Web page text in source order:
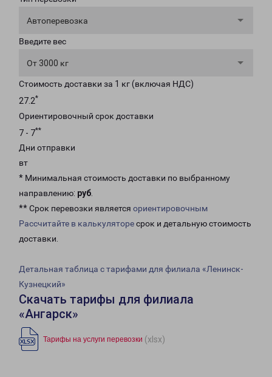
Автоперевозка
Введите вес
От 3000 кг
Стоимость доставки за 1 кг (включая НДС)
27.2*
Ориентировочный срок доставки
7 - 7**
Дни отправки
вт
* Минимальная стоимость доставки по выбранному
направлению: руб.
** Срок перевозки является ориентировочным
Рассчитайте в калькуляторесрок и детальную стоимость
доставки.
Детальная таблица с тарифами для филиала «Ленинск-
Кузнецкий»
Скачать тарифы для филиала
«Ангарск»
Тарифы на услуги перевозки (xlsx)